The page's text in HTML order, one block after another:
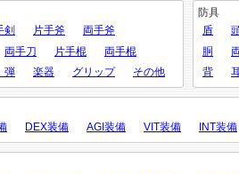
剣 片手斧
両手斧
両手刀 片手棍
両手棍
弾 楽器 グリップ その他
防具
盾
胴
背
DEX装備 AGI装備 VIT装備 INT装備